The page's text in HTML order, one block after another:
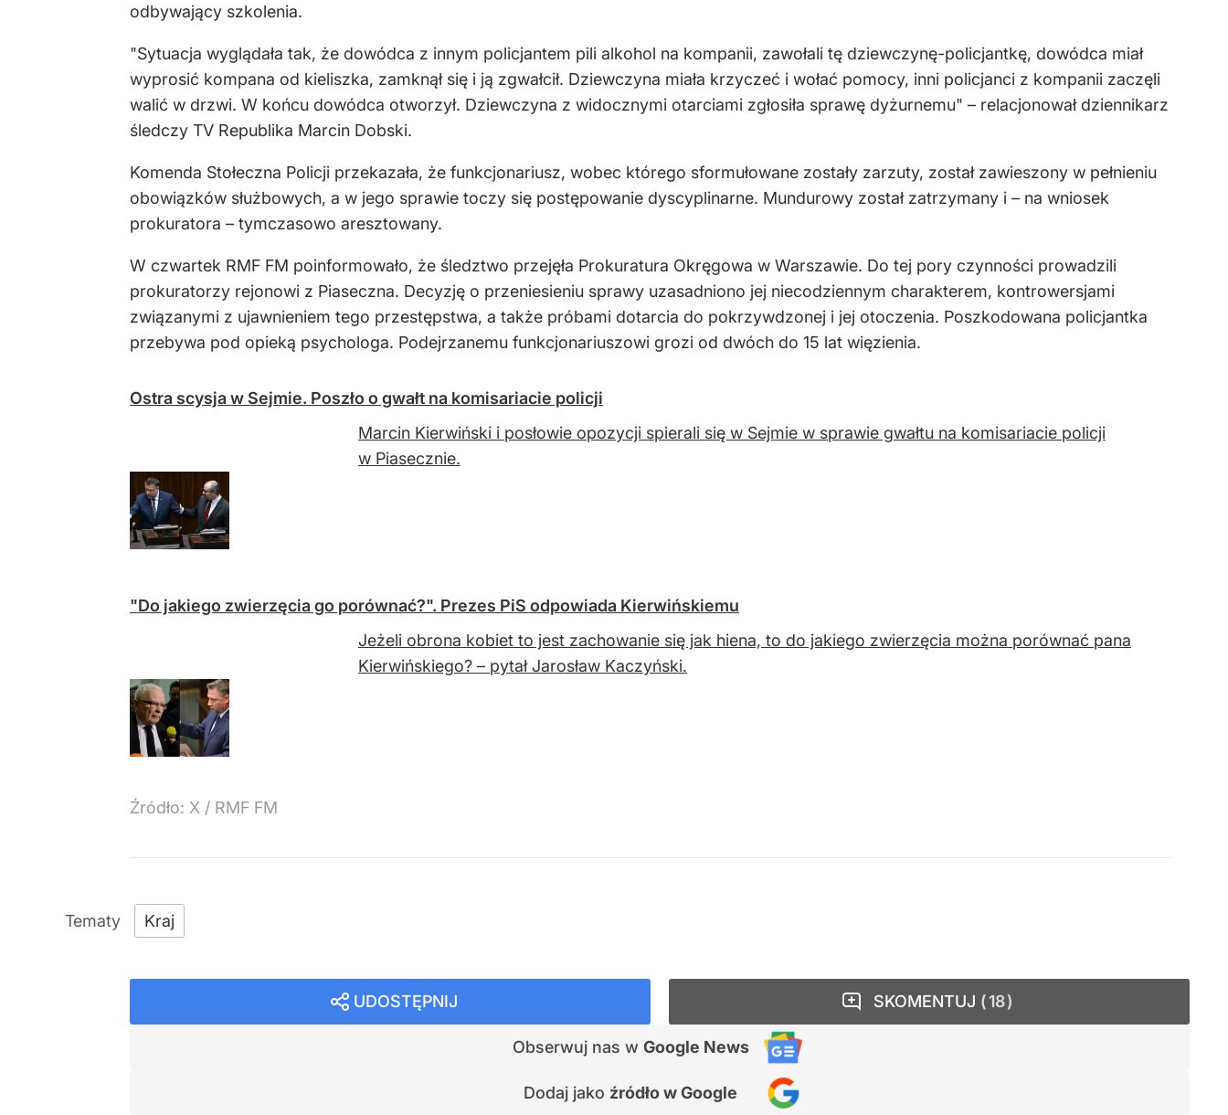
odbywający szkolenia.
"Sytuacja wyglądała tak, że dowódca z innym policjantem pili alkohol na kompanii, zawołali tę dziewczynę-policjantkę, dowódca miał
wyprosić kompana od kieliszka, zamknął się i ją zgwałcił. Dziewczyna miała krzyczeć i wołać pomocy, inni policjanci z kompanii zaczęli
walić w drzwi. W końcu dowódca otworzył. Dziewczyna z widocznymi otarciami zgłosiła sprawę dyżurnemu" – relacjonował dziennikarz
śledczy TV Republika Marcin Dobski.
Komenda Stołeczna Policji przekazała, że funkcjonariusz, wobec którego sformułowane zostały zarzuty, został zawieszony w pełnieniu
obowiązków służbowych, a w jego sprawie toczy się postępowanie dyscyplinarne. Mundurowy został zatrzymany i – na wniosek
prokuratora – tymczasowo aresztowany.
W czwartek RMF FM poinformowało, że śledztwo przejęła Prokuratura Okręgowa w Warszawie. Do tej pory czynności prowadzili
prokuratorzy rejonowi z Piaseczna. Decyzję o przeniesieniu sprawy uzasadniono jej niecodziennym charakterem, kontrowersjami
związanymi z ujawnieniem tego przestępstwa, a także próbami dotarcia do pokrzywdzonej i jej otoczenia. Poszkodowana policjantka
przebywa pod opieką psychologa. Podejrzanemu funkcjonariuszowi grozi od dwóch do 15 lat więzienia.
Ostra scysja w Sejmie. Poszło o gwałt na komisariacie policji
Marcin Kierwiński i posłowie opozycji spierali się w Sejmie w sprawie gwałtu na komisariacie policji
w Piasecznie.
"Do jakiego zwierzęcia go porównać?". Prezes PiS odpowiada Kierwińskiemu
Jeżeli obrona kobiet to jest zachowanie się jak hiena, to do jakiego zwierzęcia można porównać pana
Kierwińskiego? – pytał Jarosław Kaczyński.
Źródło: X / RMF FM
Kraj
UDOSTĘPNIJ
Obserwuj nas w Google News
Dodaj jako źródło w Google
SKOMENTUJ 18